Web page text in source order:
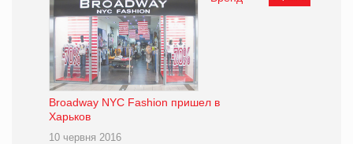
Broadway NYC Fashion пришел в
Харьков
10 червня 2016